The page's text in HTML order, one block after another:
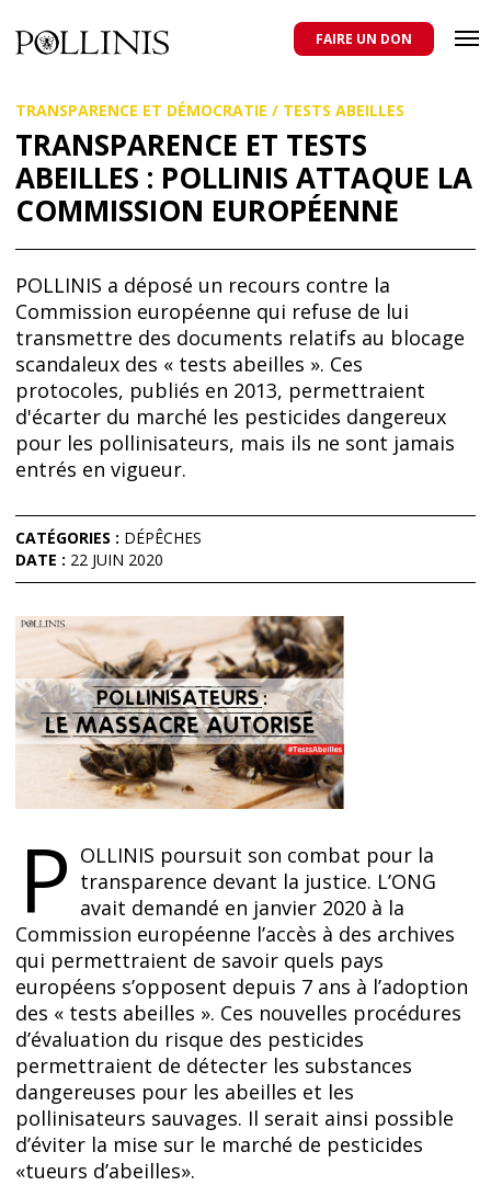
au
contenu
principal
domestiques et sauvages, et pour une agriculture qui respecte tous
les pollinisateurs
FAIRE UN DON
TRANSPARENCE ET DÉMOCRATIE / TESTS ABEILLES
TRANSPARENCE ET TESTS
ABEILLES : POLLINIS ATTAQUE LA
COMMISSION EUROPÉENNE
POLLINIS a déposé un recours contre la
Commission européenne qui refuse de lui
transmettre des documents relatifs au blocage
scandaleux des « tests abeilles ». Ces
protocoles, publiés en 2013, permettraient
d'écarter du marché les pesticides dangereux
pour les pollinisateurs, mais ils ne sont jamais
entrés en vigueur.
CATÉGORIES : DÉPÊCHES
DATE : 22 JUIN 2020
P OLLINIS poursuit son combat pour la
transparence devant la justice. L’ONG
avait demandé en janvier 2020 à la
Commission européenne l’accès à des archives
qui permettraient de savoir quels pays
européens s’opposent depuis 7 ans à l’adoption
des « tests abeilles ». Ces nouvelles procédures
d’évaluation du risque des pesticides
permettraient de détecter les substances
dangereuses pour les abeilles et les
pollinisateurs sauvages. Il serait ainsi possible
d’éviter la mise sur le marché de pesticides
«tueurs d’abeilles».